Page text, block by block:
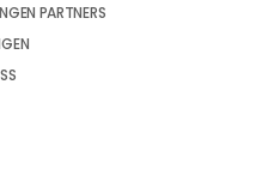
PARTNERS